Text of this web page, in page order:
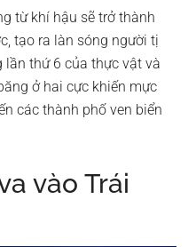
từ khí hậu sẽ trở thành
tạo ra làn sóng người tị
lần thứ 6 của thực vật và
ở hai cực khiến mực
các thành phố ven biển
vào Trái